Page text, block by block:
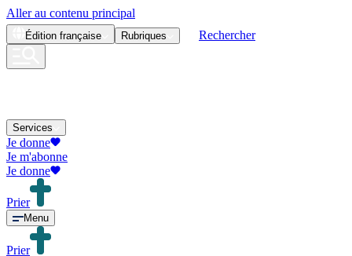
Aller au contenu principal
Édition française Rubriques Rechercher
Services
Je donne
Je m'abonne
Je donne
Prier
Menu
Prier